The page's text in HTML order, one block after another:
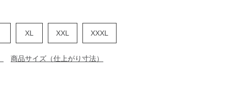
XL XXL XXXL
商品サイズ（仕上がり寸法）